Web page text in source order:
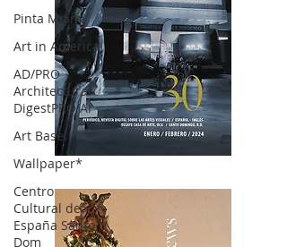
Pinta Miami
Art in America
AD/PRO
Architectural
DigestPRO Ar
Art Basel
Wallpaper*
Centro
Cultural de
España Santo
Dom
OCA|News 30 /Enero-Febrero / 2024